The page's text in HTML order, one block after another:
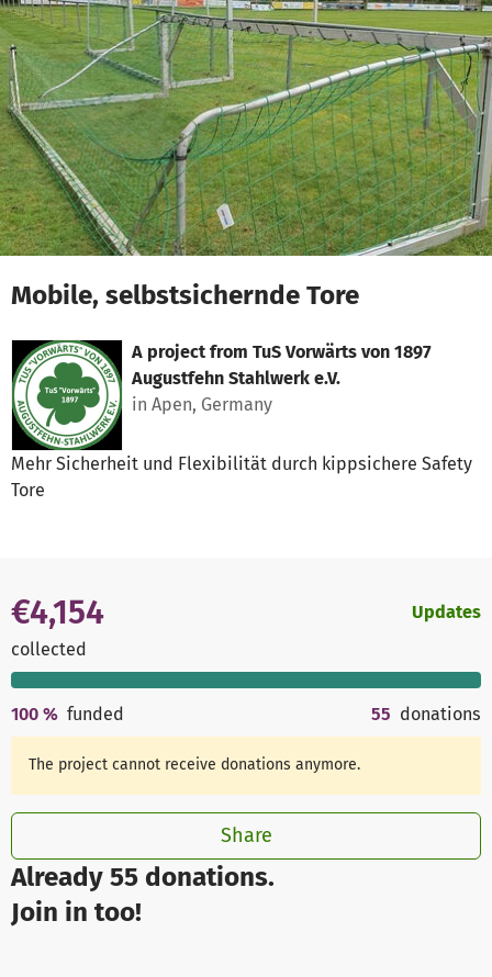
Skip to main content
Show accessibility statement
Mobile, selbstsichernde Tore
A project from TuS Vorwärts von 1897
Augustfehn Stahlwerk e.V.
in Apen, Germany
Mehr Sicherheit und Flexibilität durch kippsichere Safety
Tore
Already 55 donations.
Join in too!
€4,154
collected
Updates
100 % funded 55 donations
The project cannot receive donations anymore.
Share